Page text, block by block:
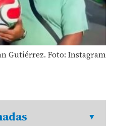
Gutiérrez. Foto: Instagram